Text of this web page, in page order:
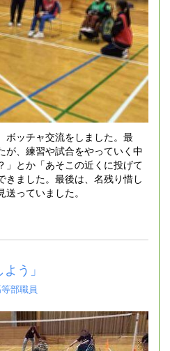
ボッチャ交流をしました。最
が、練習や試合をやっていく中
」とか「あそこの近くに投げて
きました。最後は、名残り惜し
っていました。
う」
部職員